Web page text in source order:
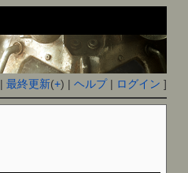
|最終更新(+) |ヘルプ| ログイン ]